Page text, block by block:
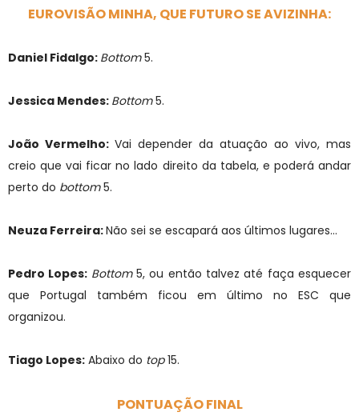
EUROVISÃO MINHA, QUE FUTURO SE AVIZINHA:
Daniel Fidalgo: Bottom5.
Jessica Mendes: Bottom5.
João Vermelho: Vai depender da atuação ao vivo, mas
creio que vai ficar no lado direito da tabela, e poderá andar
perto do bottom5.
Neuza Ferreira:Não sei se escapará aos últimos lugares...
Pedro Lopes: Bottom5, ou então talvez até faça esquecer
que Portugal também ficou em último no ESC que
organizou.
Tiago Lopes: Abaixo do top15.
PONTUAÇÃO FINAL